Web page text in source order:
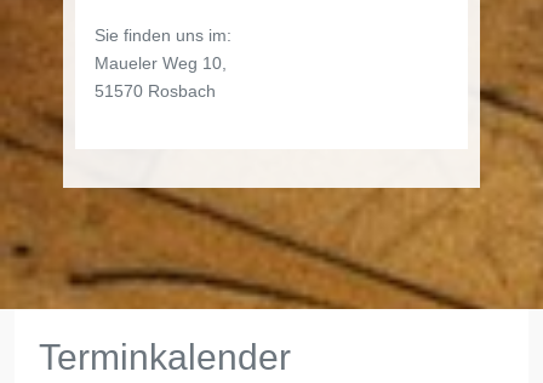
Sie finden uns im:
Maueler Weg 10,
51570 Rosbach
Terminkalender